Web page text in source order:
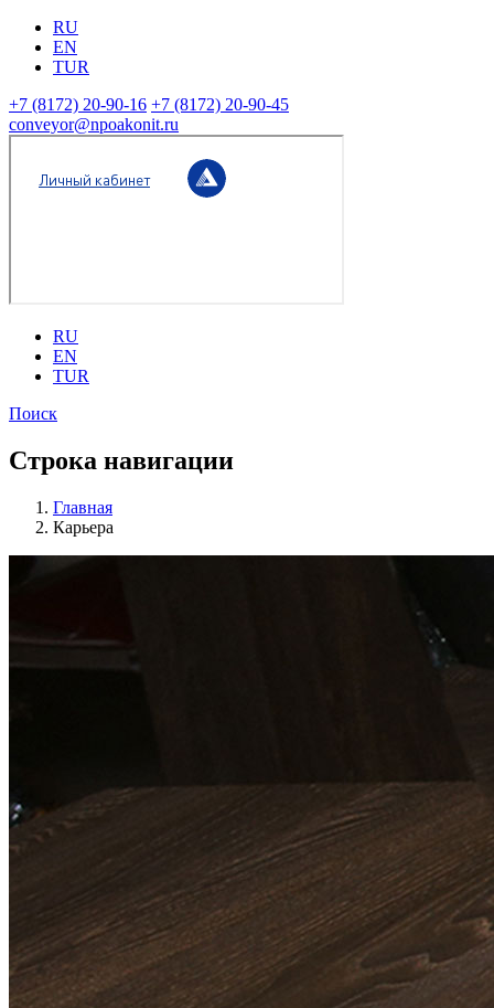
RU
EN
TUR
+7 (8172) 20-90-16 +7 (8172) 20-90-45
conveyor@npoakonit.ru
RU
EN
TUR
Поиск
Строка навигации
Главная
Карьера